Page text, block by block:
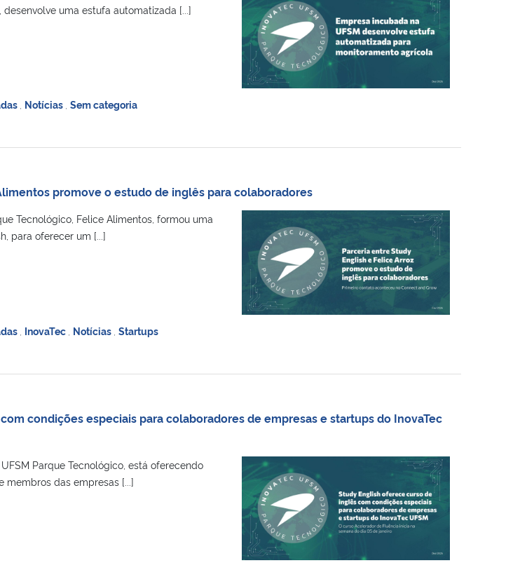
uma estufa automatizada [...]
Notícias Sem categoria
promove o estudo de inglês para colaboradores
Tecnológico, Felice Alimentos, formou uma
para oferecer um [...]
InovaTec Notícias Startups
condições especiais para colaboradores de empresas e startups do InovaTec
Parque Tecnológico, está oferecendo
membros das empresas [...]